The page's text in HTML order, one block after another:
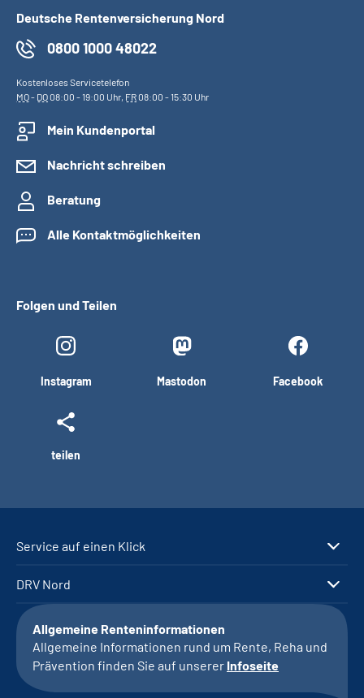
Deutsche Rentenversicherung Nord
0800 1000 48022
Kostenloses Servicetelefon
MO- DO08:00 - 19:00 Uhr, FR08:00 - 15:30 Uhr
Mein Kundenportal
Nachricht schreiben
Beratung
Alle Kontaktmöglichkeiten
Folgen und Teilen
Instagram Mastodon Facebook
teilen
Service auf einen Klick
DRV Nord
Allgemeine Renteninformationen
Allgemeine Informationen rund um Rente, Reha und
Prävention finden Sie auf unserer Infoseite